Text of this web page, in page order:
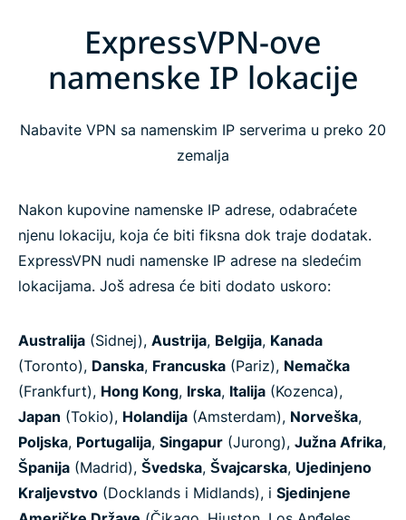
ExpressVPN-ove
namenske IP lokacije
Nabavite VPN sa namenskim IP serverima u preko 20
zemalja
Nakon kupovine namenske IP adrese, odabraćete
njenu lokaciju, koja će biti fiksna dok traje dodatak.
ExpressVPN nudi namenske IP adrese na sledećim
lokacijama. Još adresa će biti dodato uskoro:
Australija (Sidnej), Austrija, Belgija, Kanada
(Toronto), Danska, Francuska (Pariz), Nemačka
(Frankfurt), Hong Kong, Irska, Italija (Kozenca),
Japan (Tokio), Holandija (Amsterdam), Norveška,
Poljska, Portugalija, Singapur (Jurong), Južna Afrika,
Španija (Madrid), Švedska, Švajcarska, Ujedinjeno
Kraljevstvo (Docklands i Midlands), i Sjedinjene